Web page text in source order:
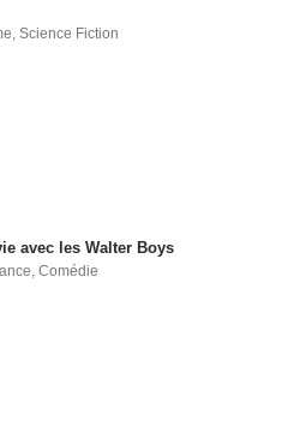
,Science Fiction
avec les Walter Boys
,Comédie